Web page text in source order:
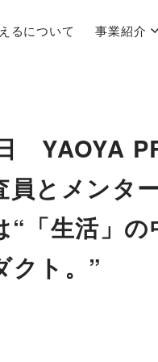
るについて 事業紹介
YAOYA
員とメンタ
“「生活」
クト。”